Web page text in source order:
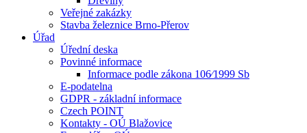
Veřejné zakázky
Stavba železnice Brno-Přerov
Úřad
Úřední deska
Povinné informace
Informace podle zákona 106⁄1999 Sb
E-podatelna
GDPR - základní informace
Czech POINT
Kontakty - OÚ Blažovice